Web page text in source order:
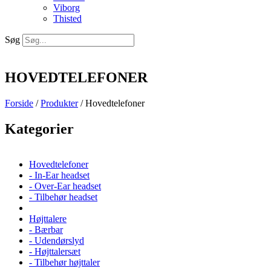
Viborg
Thisted
Søg
HOVEDTELEFONER
Forside /Produkter/ Hovedtelefoner
Kategorier
Hovedtelefoner
- In-Ear headset
- Over-Ear headset
- Tilbehør headset
Højttalere
- Bærbar
- Udendørslyd
- Højttalersæt
- Tilbehør højttaler